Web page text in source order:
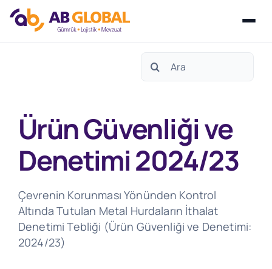
Search
Ürün Güvenliği ve
Denetimi 2024/23
Çevrenin Korunması Yönünden Kontrol
Altında Tutulan Metal Hurdaların İthalat
Denetimi Tebliği (Ürün Güvenliği ve Denetimi:
2024/23)